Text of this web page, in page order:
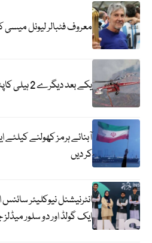
معروف فٹبالر لیونل میسی
یکے بعد دیگرے 2 ہیلی کاپٹر گر کر تباہ؛ متعدد ہلاکتیں
کر دیں
ایک گولڈ اور دو سلور